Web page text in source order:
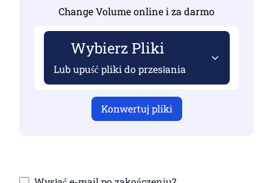
Change Volume online i za darmo
Wybierz Pliki
Lub upuść pliki do przesłania
Konwertuj pliki